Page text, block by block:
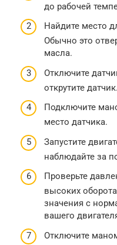
до рабочей
Найдите место
Обычно это
масла.
Отключите
открутите датчик.
Подключите
место датчика.
Запустите
наблюдайте за
Проверьте
высоких
значения с
вашего
Отключите